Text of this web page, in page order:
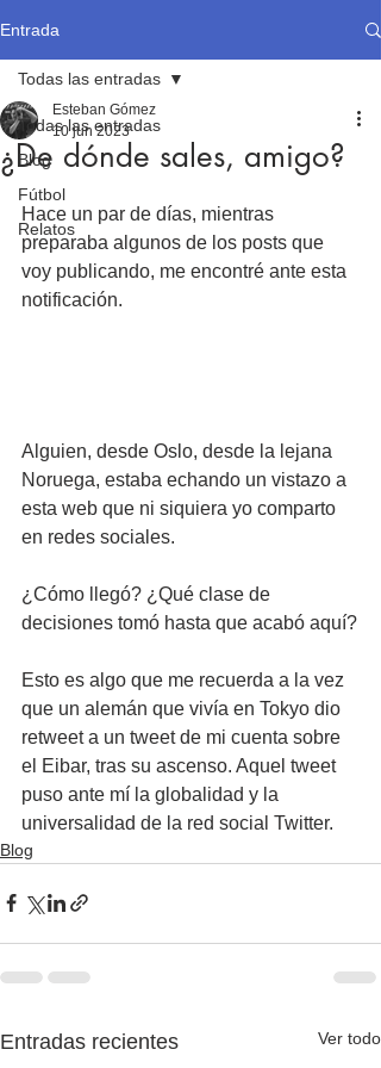
Entrada
Todas las entradas
Blog
Fútbol
Relatos
Todas las entradas
¿De dónde sales, amigo?
Esteban Gómez
10 jun 2023
Hace un par de días, mientras
preparaba algunos de los posts que
voy publicando, me encontré ante esta
notificación.
Alguien, desde Oslo, desde la lejana
Noruega, estaba echando un vistazo a
esta web que ni siquiera yo comparto
en redes sociales.
¿Cómo llegó? ¿Qué clase de
decisiones tomó hasta que acabó aquí?
Esto es algo que me recuerda a la vez
que un alemán que vivía en Tokyo dio
retweet a un tweet de mi cuenta sobre
el Eibar, tras su ascenso. Aquel tweet
puso ante mí la globalidad y la
universalidad de la red social Twitter.
Blog
Entradas recientes Ver todo